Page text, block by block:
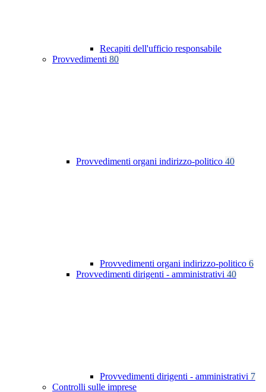
Recapiti dell'ufficio responsabile
Provvedimenti 80
Provvedimenti organi indirizzo-politico 40
Provvedimenti organi indirizzo-politico 6
Provvedimenti dirigenti - amministrativi 40
Provvedimenti dirigenti - amministrativi 7
Controlli sulle imprese